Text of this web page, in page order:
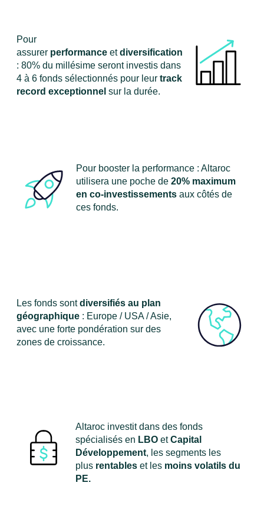
Pour
assurer performance etdiversification
: 80% du millésime seront investis dans
4 à 6 fonds sélectionnés pour leur track
record exceptionnel sur la durée.
Pour booster la performance : Altaroc
utilisera une poche de 20% maximum
en co-investissements aux côtés de
ces fonds.
Les fonds sontdiversifiés au plan
géographique : Europe / USA / Asie,
avec une forte pondération sur des
zones de croissance.
Altaroc investit dans des fonds
spécialisés en LBO etCapital
Développement, les segments les
plus rentables et les moins volatils du
PE.